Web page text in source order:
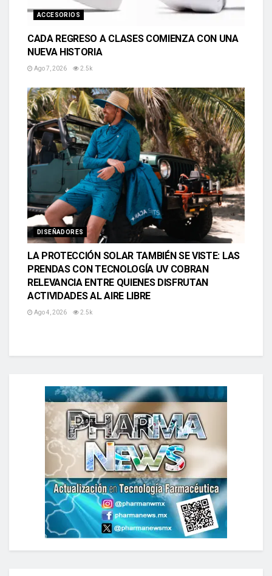
ACCESORIOS
CADA REGRESO A CLASES COMIENZA CON UNA
NUEVA HISTORIA
Ago 7, 2026 2.5k
DISEÑADORES
LA PROTECCIÓN SOLAR TAMBIÉN SE VISTE: LAS
PRENDAS CON TECNOLOGÍA UV COBRAN
RELEVANCIA ENTRE QUIENES DISFRUTAN
ACTIVIDADES AL AIRE LIBRE
Ago 4, 2026 2.5k